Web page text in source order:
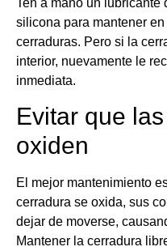
silicona para mantener
cerraduras. Pero si la
interior, nuevamente le
inmediata.
Evitar que
oxiden
El mejor mantenimiento
cerradura se oxida, sus
dejar de moverse,
Mantener la cerradura